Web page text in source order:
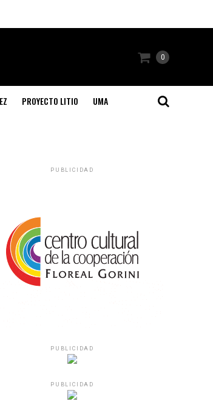
0
PROYECTO LITIO UMA
PUBLICIDAD
PUBLICIDAD
PUBLICIDAD